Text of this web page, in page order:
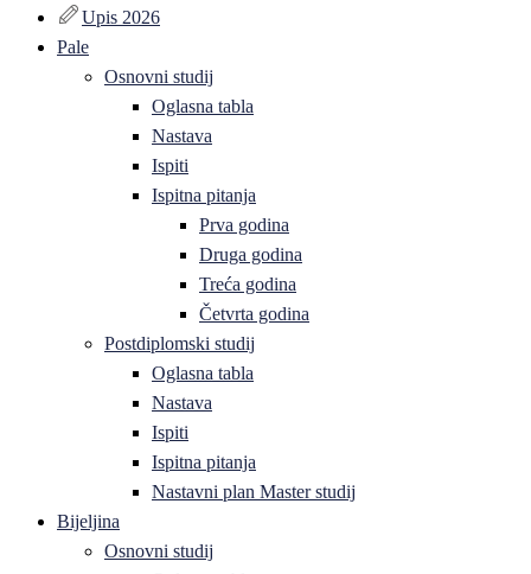
Upis 2026
Pale
Osnovni studij
Oglasna tabla
Nastava
Ispiti
Ispitna pitanja
Prva godina
Druga godina
Treća godina
Četvrta godina
Postdiplomski studij
Oglasna tabla
Nastava
Ispiti
Ispitna pitanja
Nastavni plan Master studij
Bijeljina
Osnovni studij